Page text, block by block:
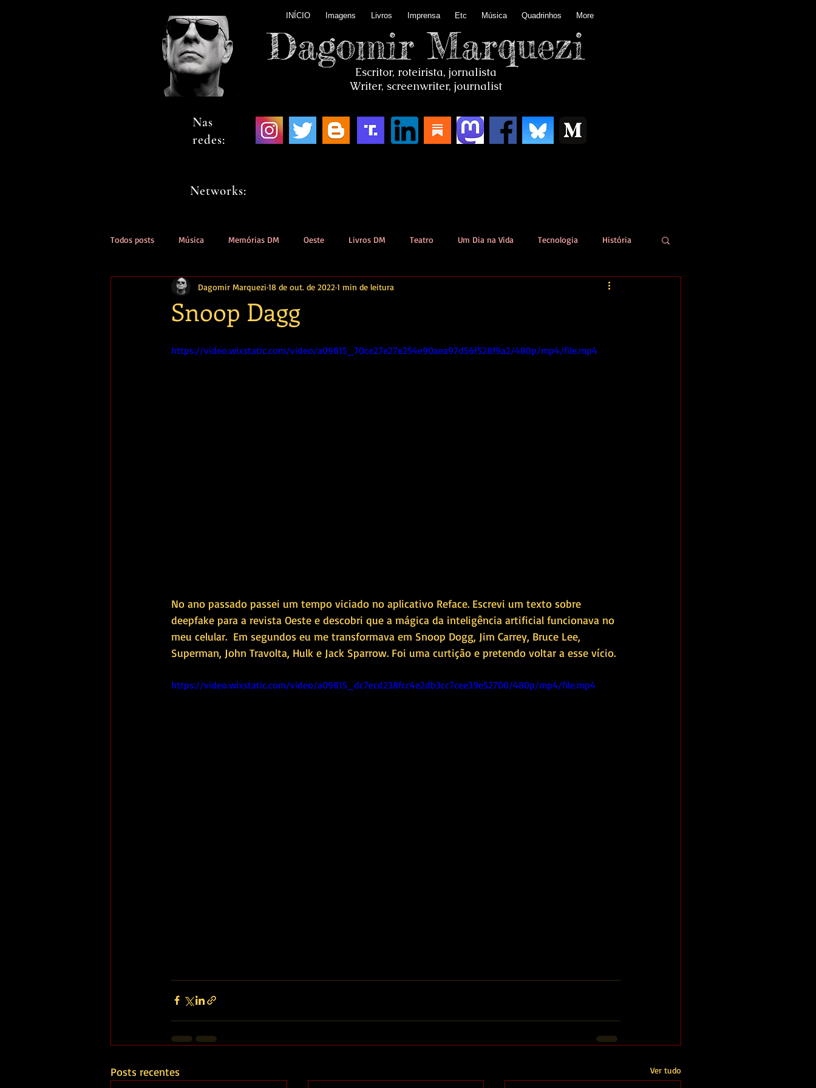
INÍCIO Imagens Livros Imprensa Etc Música Quadrinhos More
Dagomir Marquezi
Escritor, roteirista, jornalista
Writer, screenwriter, journalist
Nas
redes:
Networks:
Todos posts Música Memórias DM Oeste Livros DM Teatro Um Dia na Vida Tecnologia História
Snoop Dagg
Dagomir Marquezi 18 de out. de 2022 1 min de leitura
https://video.wixstatic.com/video/a09815_70ce27e27e254e90aea97d56f528f9a2/480p/mp4/file.mp4
No ano passado passei um tempo viciado no aplicativo Reface. Escrevi um texto sobre
deepfake para a revista Oeste e descobri que a mágica da inteligência artificial funcionava no
meu celular.  Em segundos eu me transformava em Snoop Dogg, Jim Carrey, Bruce Lee,
Superman, John Travolta, Hulk e Jack Sparrow. Foi uma curtição e pretendo voltar a esse vício.
https://video.wixstatic.com/video/a09815_dc7ecd238fcc4e2db3cc7cee39e52700/480p/mp4/file.mp4
Posts recentes Ver tudo